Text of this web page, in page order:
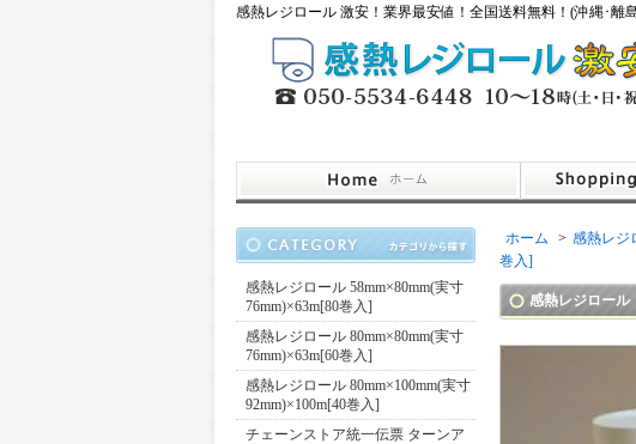
感熱レジロール 激安！業界最安値！全国送料無料！(沖縄･離
感熱レジロール 58mm×80mm(実寸
76mm)×63m[80巻入]
感熱レジロール 80mm×80mm(実寸
76mm)×63m[60巻入]
感熱レジロール 80mm×100mm(実寸
92mm)×100m[40巻入]
チェーンストア統一伝票 ターンア
ホーム > 感熱レジ
巻入]
感熱レジロール